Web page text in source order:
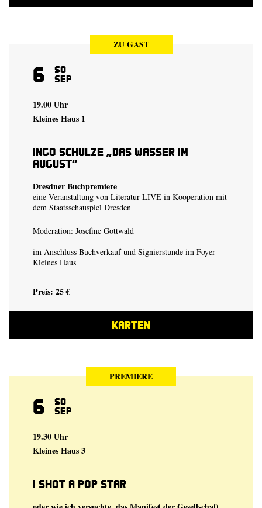
ZU GAST
6 So
Sep
19.00 Uhr
Kleines Haus 1
Ingo Schulze „Das Wasser im
August“
Dresdner Buchpremiere
eine Veranstaltung von Literatur LIVE in Kooperation mit
dem Staatsschauspiel Dresden
Moderation: Josefine Gottwald
im Anschluss Buchverkauf und Signierstunde im Foyer
Kleines Haus
Preis: 25 €
KARTEN
PREMIERE
6 So
Sep
19.30 Uhr
Kleines Haus 3
I shot a Pop Star